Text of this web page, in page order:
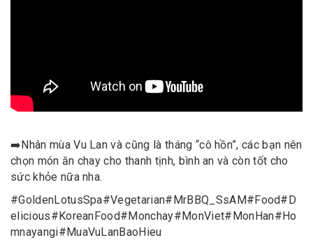
➡️Nhân mùa Vu Lan và cũng là tháng “cô hồn”, các bạn nên
chọn món ăn chay cho thanh tịnh, bình an và còn tốt cho
sức khỏe nữa nha.
#GoldenLotusSpa#Vegetarian#MrBBQ_SsAM#Food#D
elicious#KoreanFood#Monchay#MonViet#MonHan#Ho
mnayangi#MuaVuLanBaoHieu